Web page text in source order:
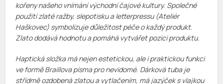
kořeny našeho vnímání východní čajové kultury. Společné
použití zlaté ražby, slepotisku a letterpressu (Ateliér
Haškovec) symbolizuje důležitost péče o každý produkt.
Zlato dodává hodnotu a pomáhá vytvářet pozici produktu.
Haptická složka má nejen estetickou, ale i praktickou funkci
ve formě Braillova písma pro nevidomé. Dárková tuba je
střídmě ozdobená zlatou a vytlačením, má jazýček s vlajkou